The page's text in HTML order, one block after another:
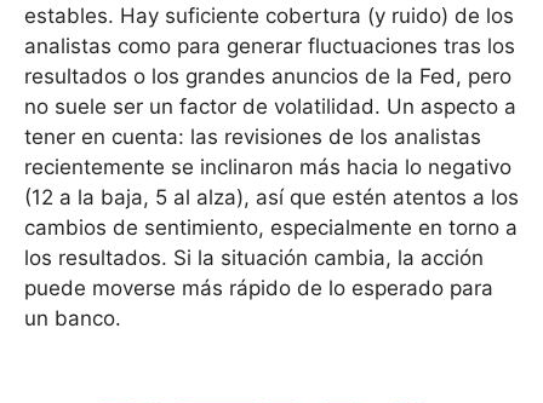
estables. Hay suficiente cobertura (y ruido) de los
analistas como para generar fluctuaciones tras los
resultados o los grandes anuncios de la Fed, pero
no suele ser un factor de volatilidad. Un aspecto a
tener en cuenta: las revisiones de los analistas
recientemente se inclinaron más hacia lo negativo
(12 a la baja, 5 al alza), así que estén atentos a los
cambios de sentimiento, especialmente en torno a
los resultados. Si la situación cambia, la acción
puede moverse más rápido de lo esperado para
un banco.